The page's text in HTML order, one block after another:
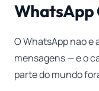
WhatsApp
O WhatsApp nao e
mensagens — e o
parte do mundo